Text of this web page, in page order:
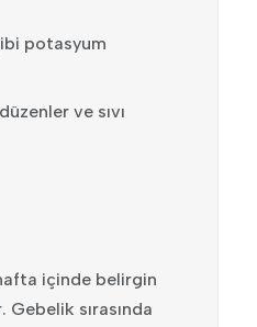
potasyum
ve sıvı
içinde belirgin
sırasında